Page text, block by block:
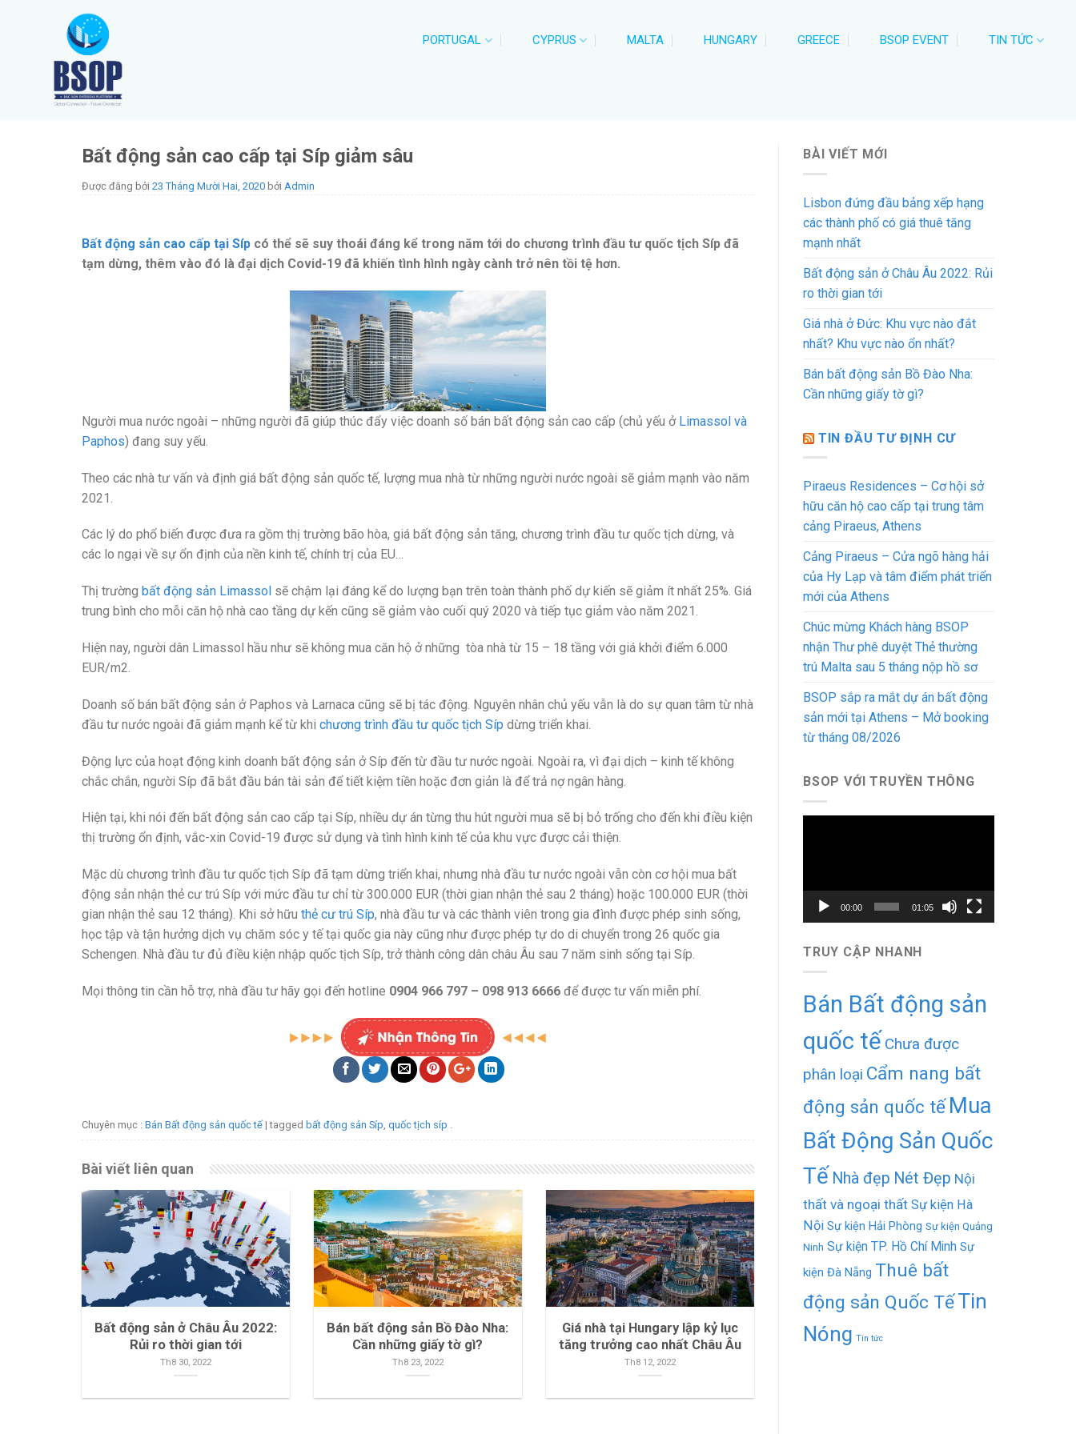
PORTUGAL CYPRUS MALTA HUNGARY GREECE BSOP EVENT TIN TỨC
Bất động sản cao cấp tại Síp giảm sâu
Được đăng bởi 23 Tháng Mười Hai, 2020 bởi Admin
Bất động sản cao cấp tại Síp có thể sẽ suy thoái đáng kể trong năm tới do chương trình đầu tư quốc tịch Síp đã
tạm dừng, thêm vào đó là đại dịch Covid-19 đã khiến tình hình ngày cành trở nên tồi tệ hơn.
Người mua nước ngoài – những người đã giúp thúc đẩy việc doanh số bán bất động sản cao cấp (chủ yếu ởLimassol và
Paphos) đang suy yếu.
Theo các nhà tư vấn và định giá bất động sản quốc tế, lượng mua nhà từ những người nước ngoài sẽ giảm mạnh vào năm
2021.
Các lý do phổ biến được đưa ra gồm thị trường bão hòa, giá bất động sản tăng, chương trình đầu tư quốc tịch dừng, và
các lo ngại về sự ổn định của nền kinh tế, chính trị của EU…
Thị trường bất động sản Limassol sẽ chậm lại đáng kể do lượng bạn trên toàn thành phố dự kiến sẽ giảm ít nhất 25%. Giá
trung bình cho mỗi căn hộ nhà cao tầng dự kến cũng sẽ giảm vào cuối quý 2020 và tiếp tục giảm vào năm 2021.
Hiện nay, người dân Limassol hầu như sẽ không mua căn hộ ở những tòa nhà từ 15 – 18 tầng với giá khởi điểm 6.000
EUR/m2.
Doanh số bán bất động sản ở Paphos và Larnaca cũng sẽ bị tác động. Nguyên nhân chủ yếu vẫn là do sự quan tâm từ nhà
đầu tư nước ngoài đã giảm mạnh kể từ khi chương trình đầu tư quốc tịch Síp dừng triển khai.
Động lực của hoạt động kinh doanh bất động sản ở Síp đến từ đầu tư nước ngoài. Ngoài ra, vì đại dịch – kinh tế không
chắc chắn, người Síp đã bắt đầu bán tài sản để tiết kiệm tiền hoặc đơn giản là để trả nợ ngân hàng.
Hiện tại, khi nói đến bất động sản cao cấp tại Síp, nhiều dự án từng thu hút người mua sẽ bị bỏ trống cho đến khi điều kiện
thị trường ổn định, vắc-xin Covid-19 được sử dụng và tình hình kinh tế của khu vực được cải thiện.
Mặc dù chương trình đầu tư quốc tịch Síp đã tạm dừng triển khai, nhưng nhà đầu tư nước ngoài vẫn còn cơ hội mua bất
động sản nhận thẻ cư trú Síp với mức đầu tư chỉ từ 300.000 EUR (thời gian nhận thẻ sau 2 tháng) hoặc 100.000 EUR (thời
gian nhận thẻ sau 12 tháng). Khi sở hữu thẻ cư trú Síp, nhà đầu tư và các thành viên trong gia đình được phép sinh sống,
học tập và tận hưởng dịch vụ chăm sóc y tế tại quốc gia này cũng như được phép tự do di chuyển trong 26 quốc gia
Schengen. Nhà đầu tư đủ điều kiện nhập quốc tịch Síp, trở thành công dân châu Âu sau 7 năm sinh sống tại Síp.
Mọi thông tin cần hỗ trợ, nhà đầu tư hãy gọi đến hotline 0904 966 797 – 098 913 6666 để được tư vấn miễn phí.
Chuyên mục : Bán Bất động sản quốc tế | tagged bất động sản Síp, quốc tịch síp .
Bài viết liên quan
Bất động sản ở Châu Âu 2022:
Rủi ro thời gian tới
Th8 30, 2022
Bán bất động sản Bồ Đào Nha:
Cần những giấy tờ gì?
Th8 23, 2022
Giá nhà tại Hungary lập kỷ lục
tăng trưởng cao nhất Châu Âu
Th8 12, 2022
BÀI VIẾT MỚI
Lisbon đứng đầu bảng xếp hạng
các thành phố có giá thuê tăng
mạnh nhất
Bất động sản ở Châu Âu 2022: Rủi
ro thời gian tới
Giá nhà ở Đức: Khu vực nào đắt
nhất? Khu vực nào ổn nhất?
Bán bất động sản Bồ Đào Nha:
Cần những giấy tờ gì?
TIN ĐẦU TƯ ĐỊNH CƯ
Piraeus Residences – Cơ hội sở
hữu căn hộ cao cấp tại trung tâm
cảng Piraeus, Athens
Cảng Piraeus – Cửa ngõ hàng hải
của Hy Lạp và tâm điểm phát triển
mới của Athens
Chúc mừng Khách hàng BSOP
nhận Thư phê duyệt Thẻ thường
trú Malta sau 5 tháng nộp hồ sơ
BSOP sắp ra mắt dự án bất động
sản mới tại Athens – Mở booking
từ tháng 08/2026
BSOP VỚI TRUYỀN THÔNG
00:00 01:05
TRUY CẬP NHANH
Bán Bất động sản
quốc tế Chưa được
phân loại Cẩm nang bất
động sản quốc tế Mua
Bất Động Sản Quốc
Tế Nhà đẹp Nét Đẹp Nội
thất và ngoại thất Sự kiện Hà
Nội Sự kiện Hải Phòng Sự kiện Quảng
Ninh Sự kiện TP. Hồ Chí Minh Sự
kiện Đà Nẵng Thuê bất
động sản Quốc TếTin
Nóng Tin tức